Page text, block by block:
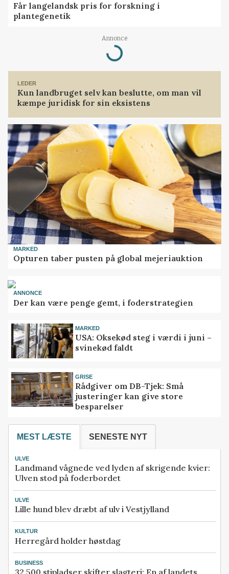
Får langelandsk pris for forskning i
plantegenetik
Annonce
Loading...
LEDER
Kun landbruget selv kan beslutte, om man vil
kæmpe juridisk for sin eksistens
MARKED
Opturen taber pusten på global mejeriauktion
ANNONCE
Der kan være penge gemt, i foderstrategien
MARKED
USA: Oksekød steg i værdi i juni –
svinekød faldt
GRISE
Rådgiver om DB-Tjek: Små
justeringer kan give store
besparelser
MEST LÆSTE SENESTE NYT
ULVE
Landmand vågnede ved lyden af skrigende kvier:
Ulven stod på foderbordet
ULVE
Lille hund blev dræbt af ulv i Vestjylland
KULTUR
Herregård holder høstdag
BUSINESS
32.500 stipladser skifter slagteri: En af landets